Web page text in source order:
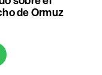
de Ormuz